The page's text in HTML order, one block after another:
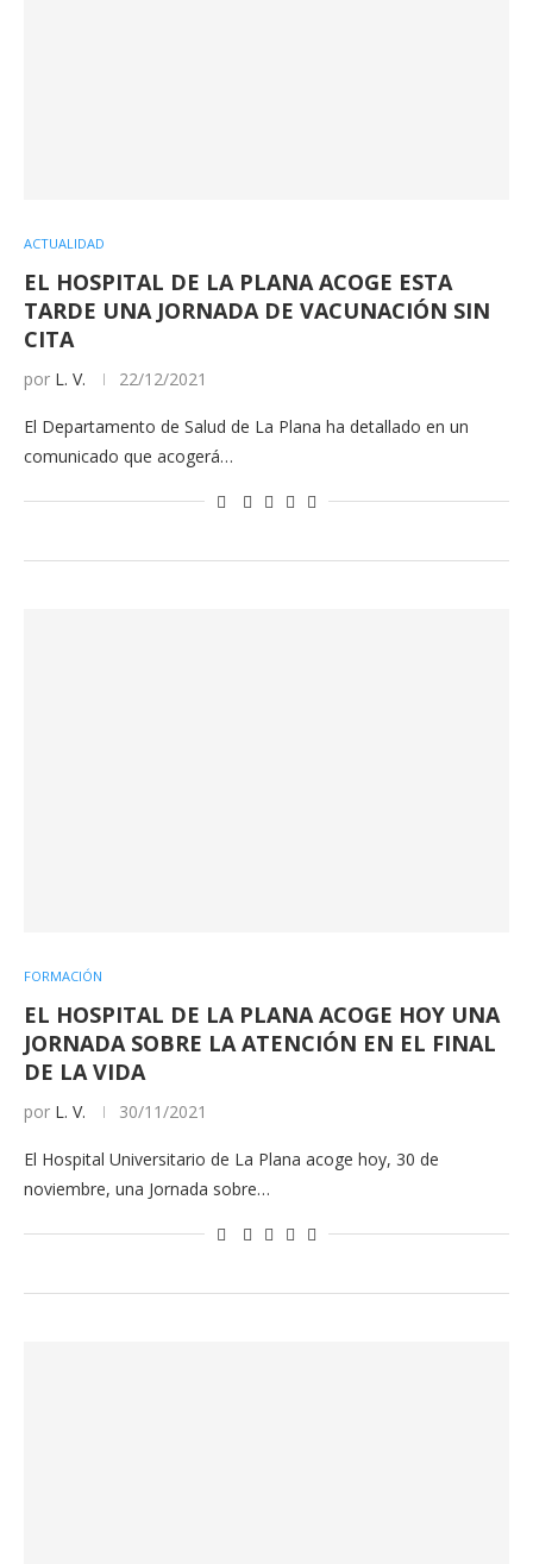
ACTUALIDAD
EL HOSPITAL DE LA PLANA ACOGE ESTA
TARDE UNA JORNADA DE VACUNACIÓN SIN
CITA
por L. V. 22/12/2021
El Departamento de Salud de La Plana ha detallado en un
comunicado que acogerá…
FORMACIÓN
EL HOSPITAL DE LA PLANA ACOGE HOY UNA
JORNADA SOBRE LA ATENCIÓN EN EL FINAL
DE LA VIDA
por L. V. 30/11/2021
El Hospital Universitario de La Plana acoge hoy, 30 de
noviembre, una Jornada sobre…